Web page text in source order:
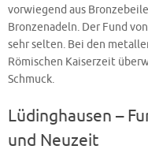
vorwiegend aus
Bronzenadeln. Der Fund
sehr selten. Bei den
Römischen Kaiserzeit
Schmuck.
Lüdinghausen –
und Neuzeit